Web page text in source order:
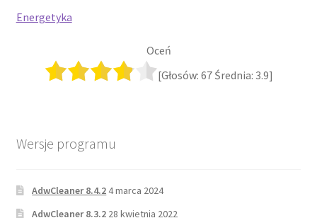
Energetyka
Oceń
[Głosów: 67Średnia: 3.9]
Wersje programu
AdwCleaner 8.4.24 marca 2024
AdwCleaner 8.3.2 28 kwietnia 2022